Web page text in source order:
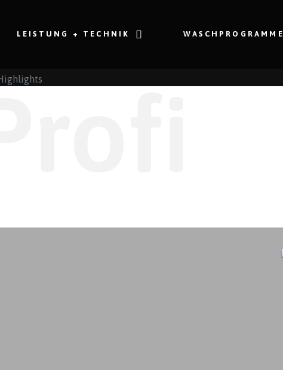
LEISTUNG + TECHNIK WASCHPROGRAMME